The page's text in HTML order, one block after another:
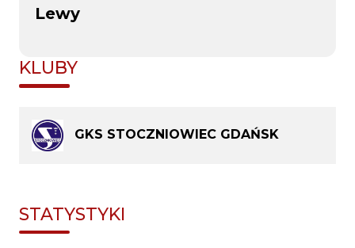
Lewy
KLUBY
GKS STOCZNIOWIEC GDAŃSK
STATYSTYKI